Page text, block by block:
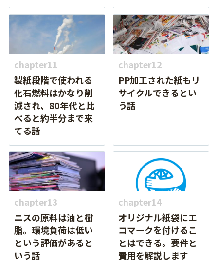
chapter11
製紙段階で使われる
化石燃料はかなり削
減され、80年代と比
べると約半分まで来
てる話
chapter12
PP加工された紙もリ
サイクルできるとい
う話
chapter13
ニスの原料は油と樹
脂。環境負荷は低い
という評価があると
いう話
chapter14
オリジナル紙袋にエ
コマークを付けるこ
とはできる。要件と
費用を解説します